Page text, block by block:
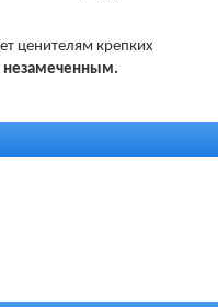
ценителям крепких
незамеченным.